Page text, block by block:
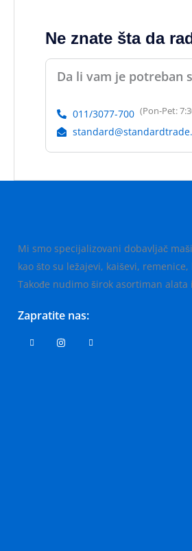
Ne znate šta da
Da li vam je potreban
011/3077-700 (Pon-Pet:
Mi smo specijalizovani dobavljač
kao što su ležajevi, kaiševi,
Takođe nudimo širok asortiman
Zapratite nas: